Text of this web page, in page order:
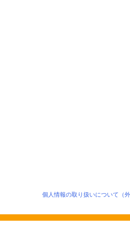
個人情報の取り扱いについて（